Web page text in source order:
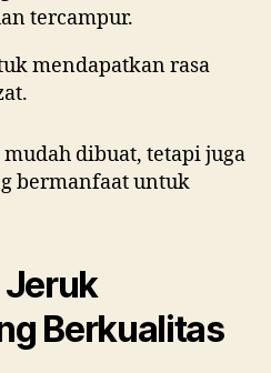
tercampur.
mendapatkan rasa
dibuat, tetapi juga
bermanfaat untuk
Berkualitas